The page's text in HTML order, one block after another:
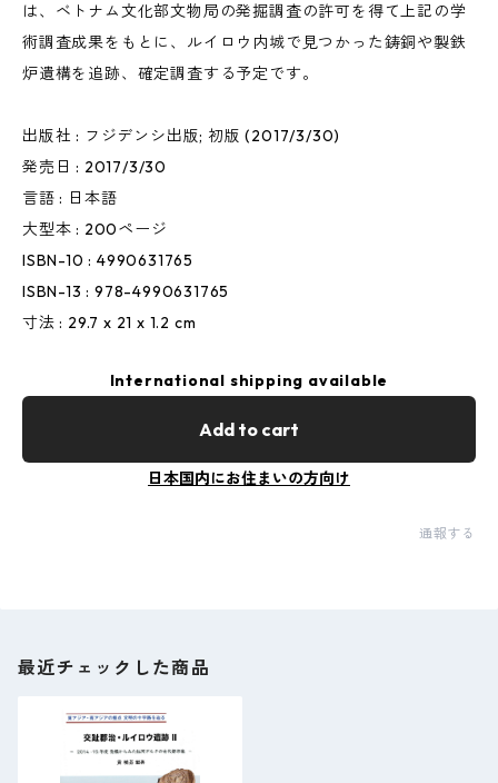
は、ベトナム文化部文物局の発掘調査の許可を得て上記の学
術調査成果をもとに、ルイロウ内城で見つかった鋳銅や製鉄
炉遺構を追跡、確定調査する予定です。
出版社 : フジデンシ出版; 初版 (2017/3/30)
発売日 : 2017/3/30
言語 : 日本語
大型本 : 200ページ
ISBN-10 : 4990631765
ISBN-13 : 978-4990631765
寸法 : 29.7 x 21 x 1.2 cm
International shipping available
Add to cart
日本国内にお住まいの方向け
通報する
最近チェックした商品